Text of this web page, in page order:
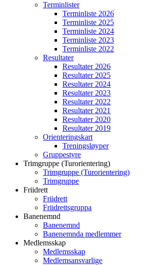
Terminlister
Terminliste 2026
Terminliste 2025
Terminliste 2024
Terminliste 2023
Terminliste 2022
Resultater
Resultater 2026
Resultater 2025
Resultater 2024
Resultater 2023
Resultater 2022
Resultater 2021
Resultater 2020
Resultater 2019
Orienteringskart
Treningsløyper
Gruppestyre
Trimgruppe (Turorientering)
Trimgruppe (Turorientering)
Trimgruppe
Friidrett
Friidrett
Friidrettsgruppa
Banenemnd
Banenemnd
Banenemnda medlemmer
Medlemsskap
Medlemsskap
Medlemsansvarlige